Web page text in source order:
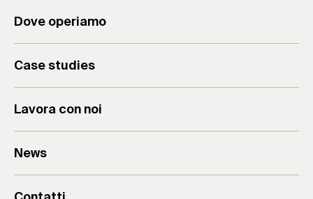
Consulenza Aziendale
Dove operiamo
Case studies
Lavora con noi
News